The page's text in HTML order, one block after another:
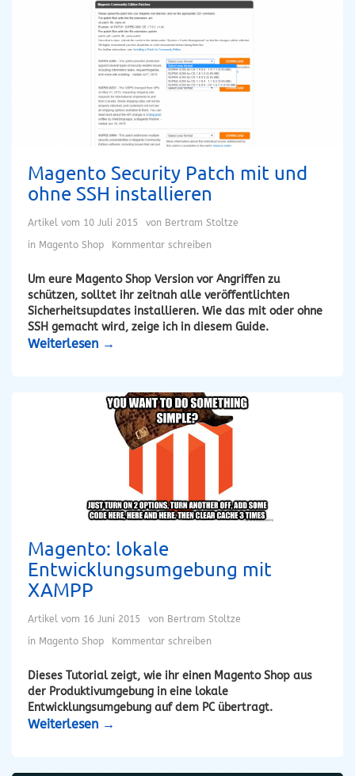
Magento Security Patch mit und
ohne SSH installieren
Artikel vom 10 Juli 2015 von Bertram Stoltze
in Magento Shop Kommentar schreiben
Um eure Magento Shop Version vor Angriffen zu
schützen, solltet ihr zeitnah alle veröffentlichten
Sicherheitsupdates installieren. Wie das mit oder ohne
SSH gemacht wird, zeige ich in diesem Guide.
Weiterlesen →
Magento: lokale
Entwicklungsumgebung mit
XAMPP
Artikel vom 16 Juni 2015 von Bertram Stoltze
in Magento Shop Kommentar schreiben
Dieses Tutorial zeigt, wie ihr einen Magento Shop aus
der Produktivumgebung in eine lokale
Entwicklungsumgebung auf dem PC übertragt.
Weiterlesen →